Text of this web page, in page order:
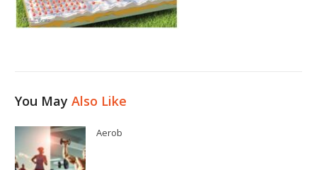
You MayAlso Like
Aerob